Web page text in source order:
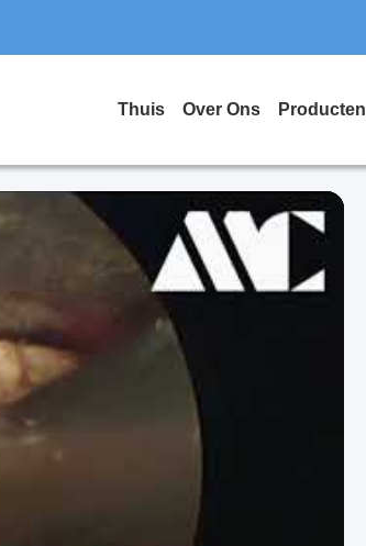
Thuis Over Ons Producten